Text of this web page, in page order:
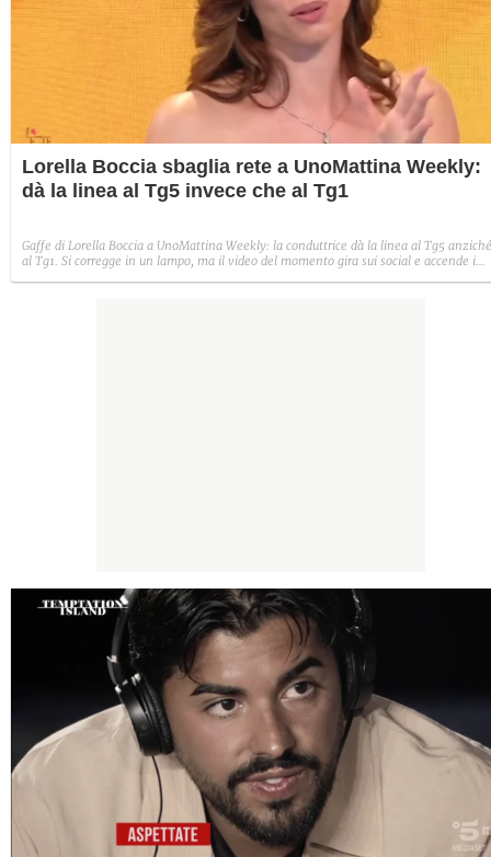
Lorella Boccia sbaglia rete a UnoMattina Weekly:
dà la linea al Tg5 invece che al Tg1
Gaffe di Lorella Boccia a UnoMattina Weekly: la conduttrice dà la linea al Tg5 anziché
al Tg1. Si corregge in un lampo, ma il video del momento gira sui social e accende i